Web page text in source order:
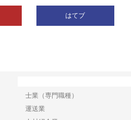
はてブ
士業（専門職種）
運送業